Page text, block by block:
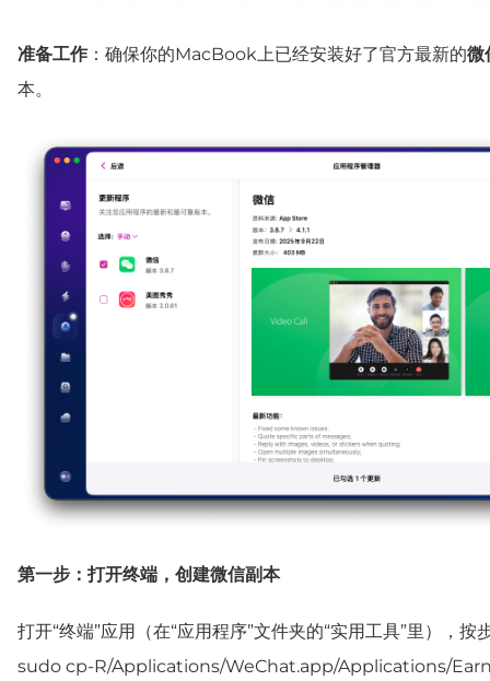
准备工作 ：确保你的MacBook上已经安装好了官方最新的微
本。
第一步：打开终端，创建微信副本
打开“终端”应用（在“应用程序”文件夹的“实用工具”里），按
sudo cp-R/Applications/WeChat.app/Applications/